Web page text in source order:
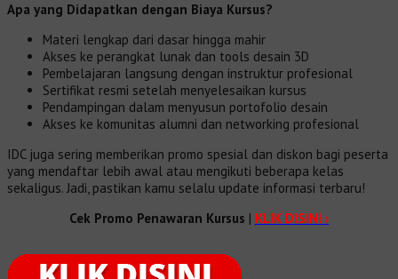
Apa yang Didapatkan dengan Biaya Kursus?
Materi lengkap dari dasar hingga mahir
Akses ke perangkat lunak dan tools desain 3D
Pembelajaran langsung dengan instruktur profesional
Sertifikat resmi setelah menyelesaikan kursus
Pendampingan dalam menyusun portofolio desain
Akses ke komunitas alumni dan networking profesional
IDC juga sering memberikan promo spesial dan diskon bagi peserta
yang mendaftar lebih awal atau mengikuti beberapa kelas
sekaligus. Jadi, pastikan kamu selalu update informasi terbaru!
Cek Promo Penawaran Kursus | KLIK DISINI ›